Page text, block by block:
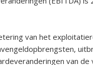
van het
van